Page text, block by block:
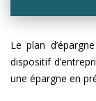
Le plan
dispositif
une épargne en